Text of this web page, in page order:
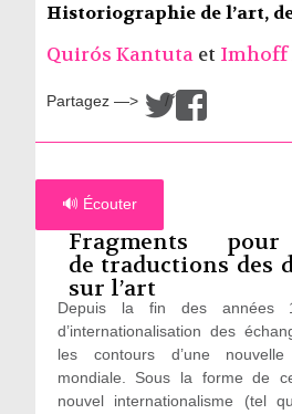
Historiographie de l’art,
Quirós Kantutaet Imhoff
Partagez —> /
🔊 Écouter
Fragments
de traductions des
sur l’art
Depuis la fin des années
d’internationalisation des
les contours d’une nouvelle
mondiale. Sous la forme de
nouvel internationalisme (tel